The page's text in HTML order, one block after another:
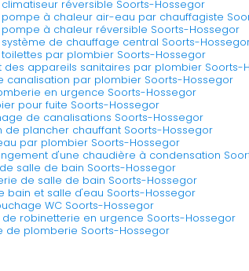
réversible Soorts-Hossegor
pompe à chaleur air-eau par chauffagiste
à chaleur réversible Soorts-Hossegor
de chauffage central Soorts-
par plombier Soorts-Hossegor
des appareils sanitaires par plombier Soorts-
canalisation par plombier Soorts-Hossegor
en urgence Soorts-Hossegor
pour fuite Soorts-Hossegor
de canalisations Soorts-Hossegor
de plancher chauffant Soorts-Hossegor
par plombier Soorts-Hossegor
d'une chaudière à condensation
salle de bain Soorts-Hossegor
de salle de bain Soorts-Hossegor
bain et salle d'eau Soorts-Hossegor
WC Soorts-Hossegor
robinetterie en urgence Soorts-Hossegor
de plomberie Soorts-Hossegor